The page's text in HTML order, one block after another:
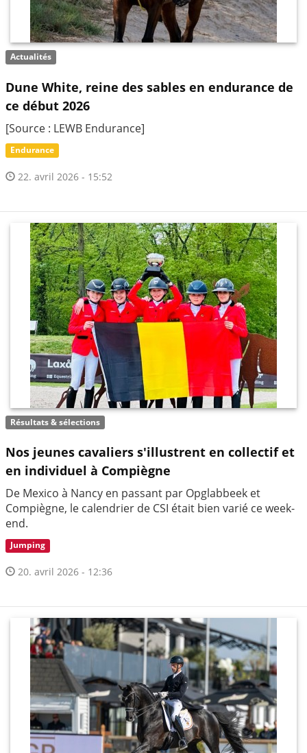
Actualités
Dune White, reine des sables en endurance de
ce début 2026
[Source : LEWB Endurance]
Endurance
22. avril 2026 - 15:52
Résultats & sélections
Nos jeunes cavaliers s'illustrent en collectif et
en individuel à Compiègne
De Mexico à Nancy en passant par Opglabbeek et
Compiègne, le calendrier de CSI était bien varié ce week-
end.
Jumping
20. avril 2026 - 12:36